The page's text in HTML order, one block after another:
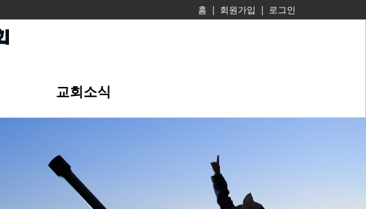
홈 | 회원가입 | 로그인
교회소식